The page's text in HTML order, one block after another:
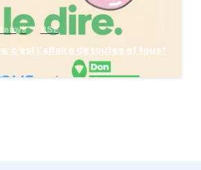
RSE
c’est l’affaire de toutes et tous !